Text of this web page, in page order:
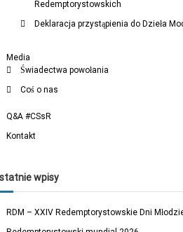
Redemptorystowskich
Deklaracja przystąpienia do Dzieła
Media
Świadectwa powołania
Coś o nas
Q&A #CSsR
Kontakt
wpisy
RDM – XXIV Redemptorystowskie Dni